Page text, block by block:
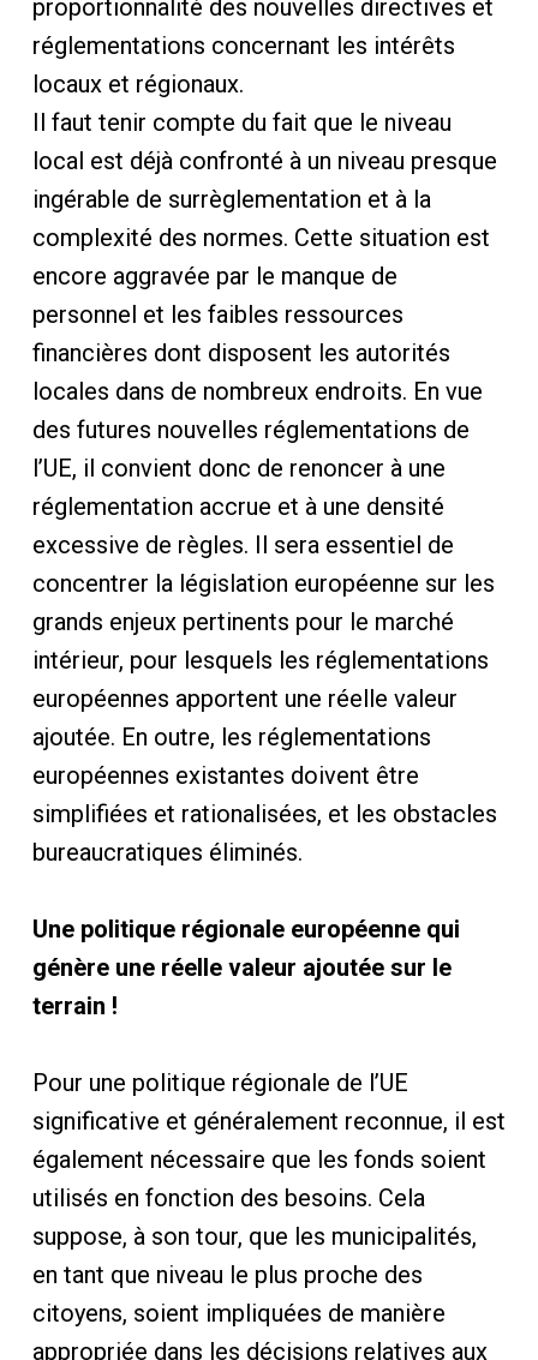
proportionnalité des nouvelles directives et
réglementations concernant les intérêts
locaux et régionaux.
Il faut tenir compte du fait que le niveau
local est déjà confronté à un niveau presque
ingérable de surrèglementation et à la
complexité des normes. Cette situation est
encore aggravée par le manque de
personnel et les faibles ressources
financières dont disposent les autorités
locales dans de nombreux endroits. En vue
des futures nouvelles réglementations de
l’UE, il convient donc de renoncer à une
réglementation accrue et à une densité
excessive de règles. Il sera essentiel de
concentrer la législation européenne sur les
grands enjeux pertinents pour le marché
intérieur, pour lesquels les réglementations
européennes apportent une réelle valeur
ajoutée. En outre, les réglementations
européennes existantes doivent être
simplifiées et rationalisées, et les obstacles
bureaucratiques éliminés.
Une politique régionale européenne qui
génère une réelle valeur ajoutée sur le
terrain !
Pour une politique régionale de l’UE
significative et généralement reconnue, il est
également nécessaire que les fonds soient
utilisés en fonction des besoins. Cela
suppose, à son tour, que les municipalités,
en tant que niveau le plus proche des
citoyens, soient impliquées de manière
appropriée dans les décisions relatives aux